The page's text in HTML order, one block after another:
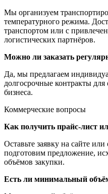
Мы организуем
температурного режима.
транспортом или с
логистических партнёров.
Можно ли заказать
Да, мы предлагаем
долгосрочные контракты
бизнеса.
Коммерческие вопросы
Как получить прайс-лист
Оставьте заявку на сайте
подготовим предложение,
объёмов закупки.
Есть ли минимальный